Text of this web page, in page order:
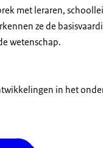
van de
van lezen. Ik ben
lagen op het bed en
met leraren,
ze de
wetenschap.
in het